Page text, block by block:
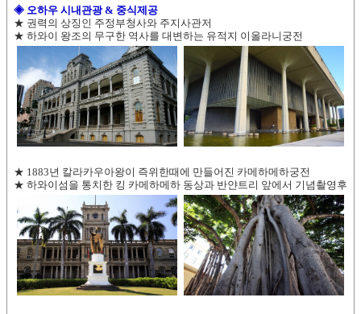
◈ 오하우 시내관광 & 중식제공
★ 권력의 상징인 주정부청사와 주지사관저
★ 하와이 왕조의 무구한 역사를 대변하는 유적지 이올라니궁전
★ 1883년 칼라카우아왕이 즉위한때에 만들어진 카메하메하궁전
★ 하와이섬을 통치한 킹 카메하메하 동상과 반얀트리 앞에서 기념촬영후